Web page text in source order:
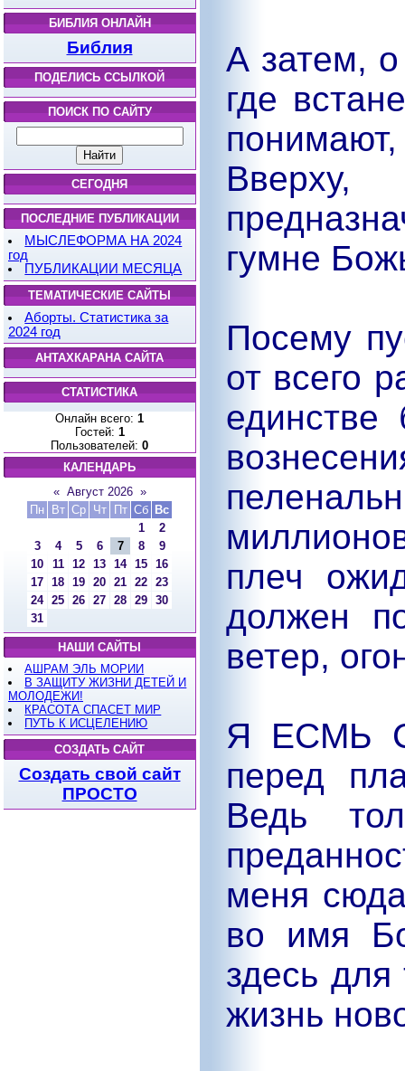
БИБЛИЯ ОНЛАЙН
Библия
ПОДЕЛИСЬ ССЫЛКОЙ
ПОИСК ПО САЙТУ
СЕГОДНЯ
ПОСЛЕДНИЕ ПУБЛИКАЦИИ
МЫСЛЕФОРМА НА 2024
год
ПУБЛИКАЦИИ МЕСЯЦА
ТЕМАТИЧЕСКИЕ САЙТЫ
Аборты. Статистика за
2024 год
АНТАХКАРАНА САЙТА
СТАТИСТИКА
Онлайн всего: 1
Гостей: 1
Пользователей: 0
КАЛЕНДАРЬ
« Август 2026 »
Пн
Вт Ср Чт Пт Сб Вс
1
2
3
4 5 6 7 8
9
10
11 12 13 14 15 16
17 18 19 20 21 22 23
24 25 26 27 28 29 30
31
НАШИ САЙТЫ
АШРАМ ЭЛЬ МОРИИ
В ЗАЩИТУ ЖИЗНИ ДЕТЕЙ И
МОЛОДЕЖИ!
КРАСОТА СПАСЕТ МИР
ПУТЬ К ИСЦЕЛЕНИЮ
СОЗДАТЬ САЙТ
Создать свой сайт
ПРОСТО
А затем, о
где
гумне
Посему
от всего
единстве
плеч
должен
ветер,
Я ЕСМЬ
перед
Ведь
меня
во имя
здесь для
жизнь